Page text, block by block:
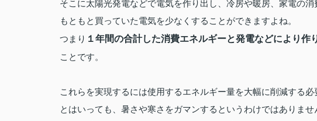
そこに太陽光発電などで電気を作り出し、冷房や暖房、家電の消
もともと買っていた電気を少なくすることができますよね。
つまり １年間の合計した消費エネルギーと発電などにより作
ことです。
これらを実現するには使用するエネルギー量を大幅に削減する必
とはいっても、暑さや寒さをガマンするというわけではありませ